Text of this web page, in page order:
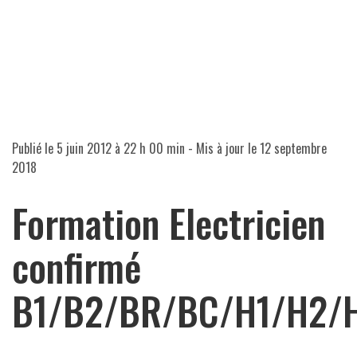
Publié le 5 juin 2012 à 22 h 00 min - Mis à jour le12 septembre
2018
Formation Electricien
confirmé
B1/B2/BR/BC/H1/H2/